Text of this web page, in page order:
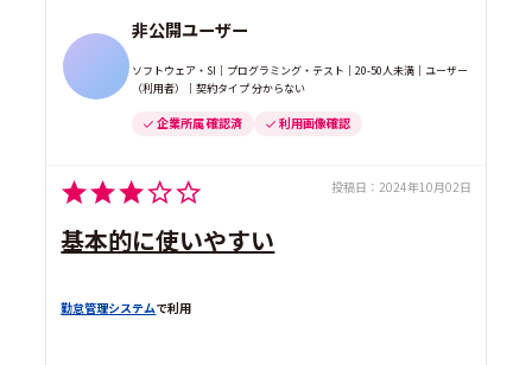
非公開ユーザー
ソフトウェア・SI｜プログラミング・テスト｜20-50人未満｜ユーザー
（利用者）｜契約タイプ 分からない
企業所属 確認済 利用画像確認
投稿日： 2024年10月02日
基本的に使いやすい
勤怠管理システムで利用